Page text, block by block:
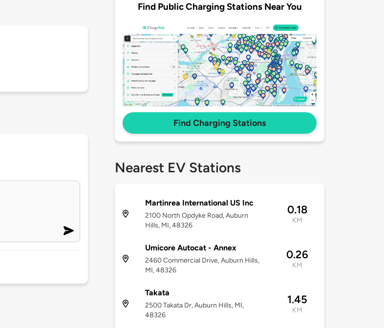
Find Public Charging Stations Near You
Find Charging Stations
Nearest EV Stations
Martinrea International US Inc
2100 North Opdyke Road, Auburn
Hills, MI, 48326
0.18
KM
Umicore Autocat - Annex
2460 Commercial Drive, Auburn Hills,
MI, 48326
0.26
KM
Takata
2500 Takata Dr, Auburn Hills, MI,
48326
1.45
KM